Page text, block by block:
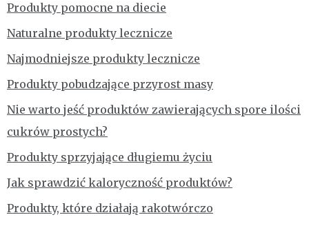
Produkty pomocne na diecie
Naturalne produkty lecznicze
Najmodniejsze produkty lecznicze
Produkty pobudzające przyrost masy
Nie warto jeść produktów zawierających spore ilości
cukrów prostych?
Produkty sprzyjające długiemu życiu
Jak sprawdzić kaloryczność produktów?
Produkty, które działają rakotwórczo